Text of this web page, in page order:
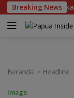
Langsung
ke
konten
Breaking News
34 Dihentikan
Beranda Headline
Image